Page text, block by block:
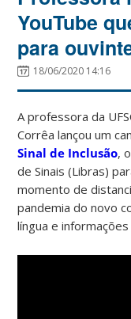
YouTube
para
18/06/2020 14:16
A professora da
Corrêa lançou um
Sinal de Inclusão,
de Sinais (Libras)
momento de
pandemia do novo
língua e